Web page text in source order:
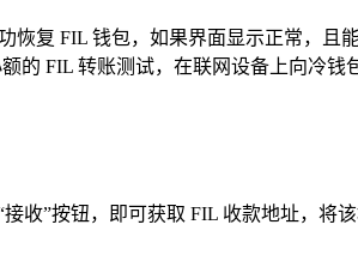
恢复 FIL 钱包，如果界面显示正常，且
的 FIL 转账测试，在联网设备上向冷
收”按钮，即可获取 FIL 收款地址，